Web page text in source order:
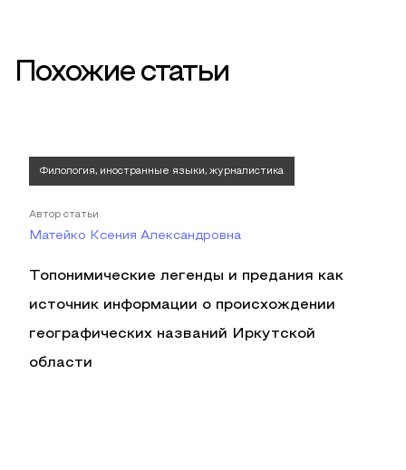
Похожие статьи
Филология, иностранные языки, журналистика
Автор статьи
Матейко Ксения Александровна
Топонимические легенды и предания как
источник информации о происхождении
географических названий Иркутской
области